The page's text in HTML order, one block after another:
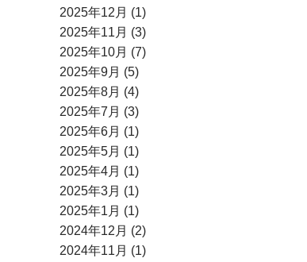
2025年12月 (1)
2025年11月 (3)
2025年10月 (7)
2025年9月 (5)
2025年8月 (4)
2025年7月 (3)
2025年6月 (1)
2025年5月 (1)
2025年4月 (1)
2025年3月 (1)
2025年1月 (1)
2024年12月 (2)
2024年11月 (1)